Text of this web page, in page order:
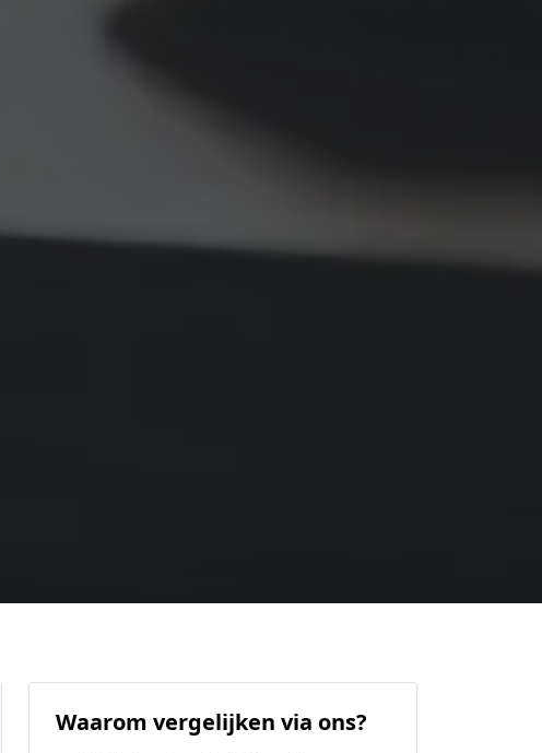
Waarom vergelijken via ons?